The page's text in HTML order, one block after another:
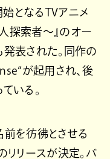
始となるTVアニメ
探索者〜』のオー
表された。同作の
が起用され、後
いる。
前を彷彿とさせる
リリースが決定。バ